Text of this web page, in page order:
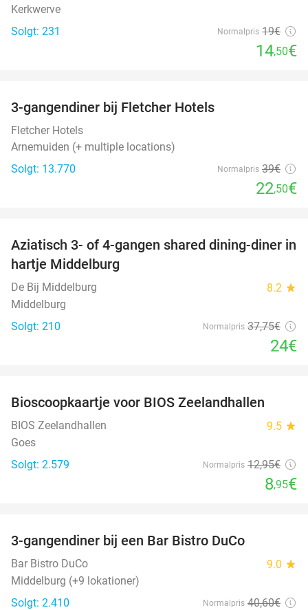
Kerkwerve
Solgt: 231
Normalpris 19€
14,50€
3-gangendiner bij Fletcher Hotels
Fletcher Hotels
Arnemuiden (+ multiple locations)
Solgt: 13.770
Normalpris 39€
22,50€
36%
Aziatisch 3- of 4-gangen shared dining-diner in
hartje Middelburg
De Bij Middelburg 8.2 star
Middelburg
Solgt: 210
Normalpris 37,75€
24€
Bioscoopkaartje voor BIOS Zeelandhallen
BIOS Zeelandhallen 9.5 star
Goes
Solgt: 2.579
Normalpris 12,95€
8,95€
3-gangendiner bij een Bar Bistro DuCo
Bar Bistro DuCo 9.0 star
Middelburg (+9 lokationer)
Solgt: 2.410
Normalpris 40,60€